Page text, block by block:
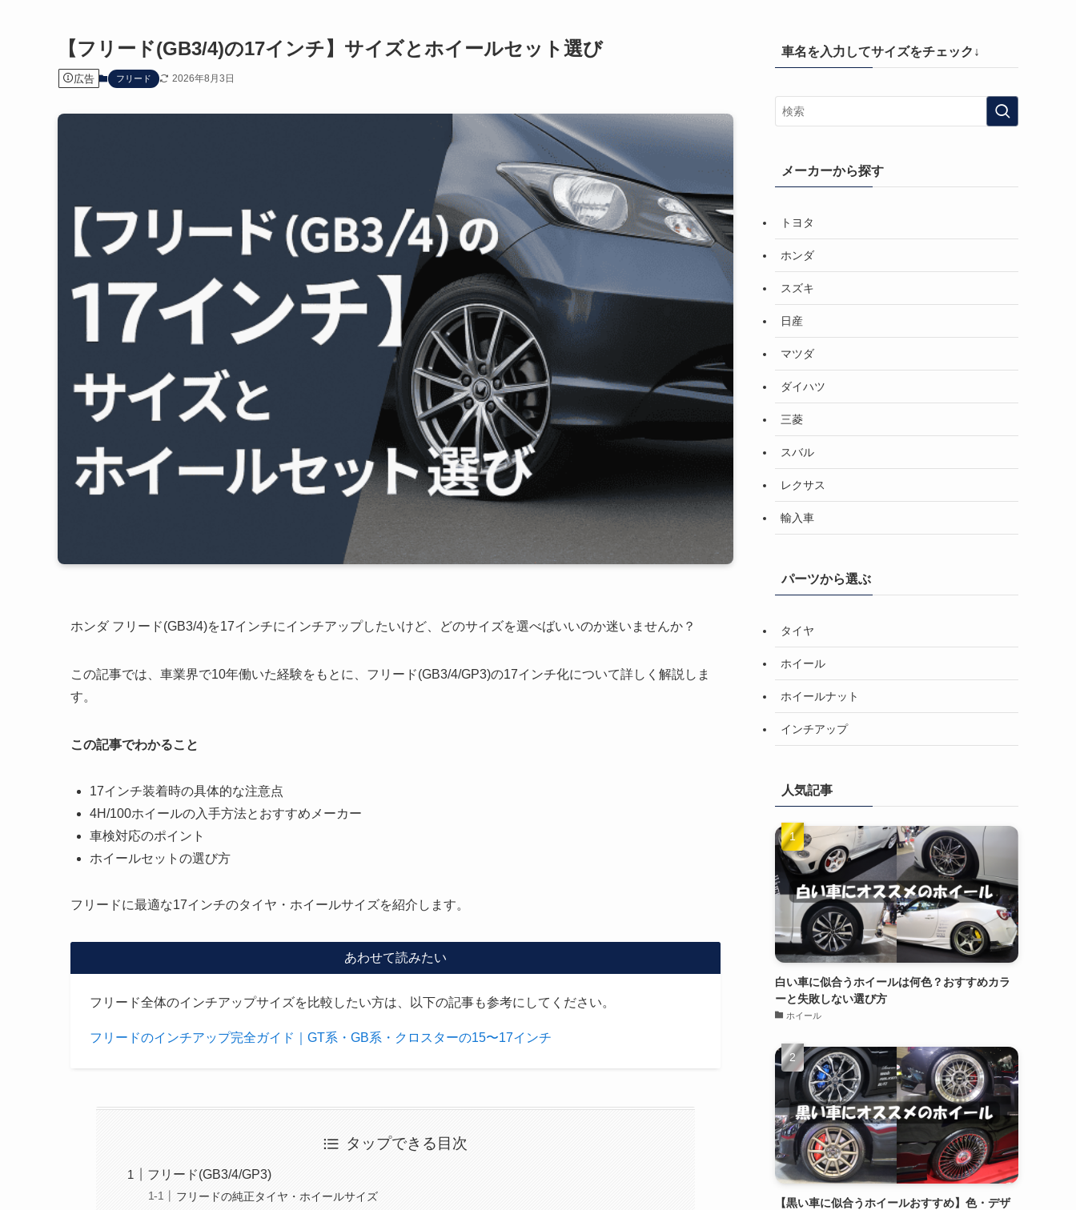
【フリード(GB3/4)の17インチ】サイズとホイールセット選び
広告 フリード 2026年8月3日
ホンダ フリード(GB3/4)を17インチにインチアップしたいけど、どのサイズを選べばいいのか迷いませんか？
この記事では、車業界で10年働いた経験をもとに、フリード(GB3/4/GP3)の17インチ化について詳しく解説しま
す。
この記事でわかること
17インチ装着時の具体的な注意点
4H/100ホイールの入手方法とおすすめメーカー
車検対応のポイント
ホイールセットの選び方
フリードに最適な17インチのタイヤ・ホイールサイズを紹介します。
あわせて読みたい
フリード全体のインチアップサイズを比較したい方は、以下の記事も参考にしてください。
フリードのインチアップ完全ガイド｜GT系・GB系・クロスターの15〜17インチ
タップできる目次
フリード(GB3/4/GP3)
フリードの純正タイヤ・ホイールサイズ
車名を入力してサイズをチェック↓
メーカーから探す
トヨタ
ホンダ
スズキ
日産
マツダ
ダイハツ
三菱
スバル
レクサス
輸入車
パーツから選ぶ
タイヤ
ホイール
ホイールナット
インチアップ
人気記事
白い車に似合うホイールは何色？おすすめカラ
ーと失敗しない選び方
ホイール
【黒い車に似合うホイールおすすめ】色・デザ